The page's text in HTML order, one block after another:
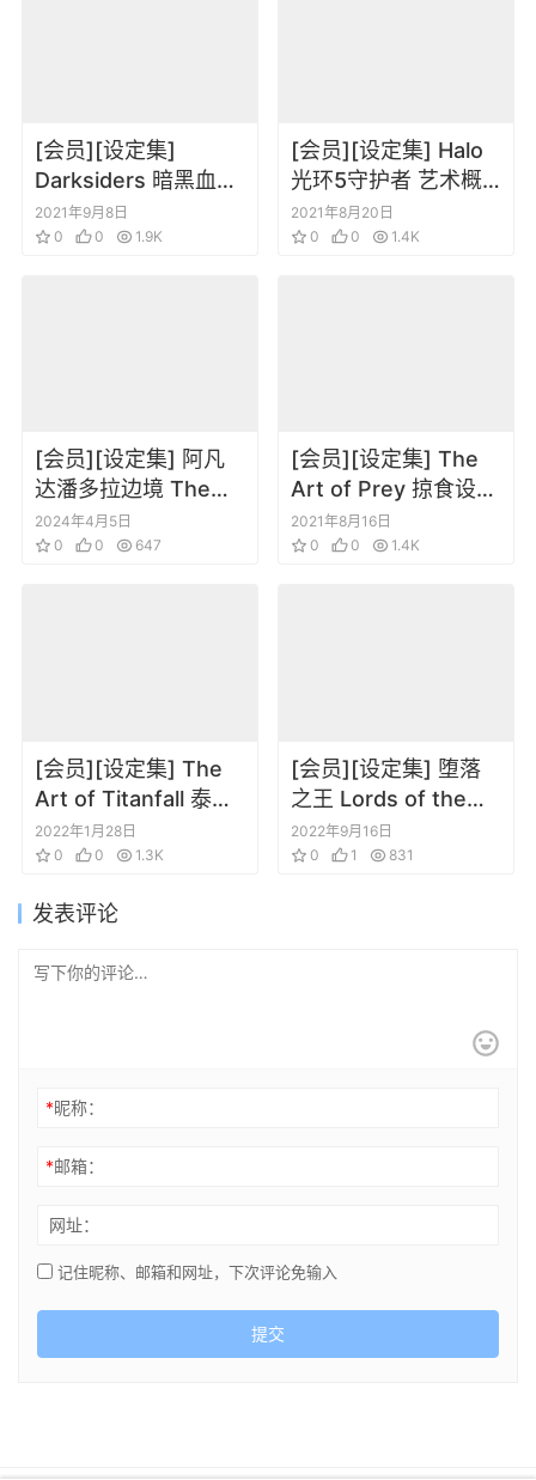
[会员][设定集]
Darksiders 暗黑血统
1 2游戏角色场景道具
概念艺术插画设定集
2021年9月8日
0
0 1.9K
[会员][设定集] Halo
光环5守护者 艺术概
念设定原画集[中文]
2021年8月20日
0
0 1.4K
[会员][设定集] 阿凡
达潘多拉边境 The
Art of Avatar
Frontiers of
2024年4月5日
0
0 647
[会员][设定集] The
Art of Prey 掠食设定
画集
2021年8月16日
0
0 1.4K
[会员][设定集] The
Art of Titanfall 泰坦
陨落
2022年1月28日
0
0 1.3K
[会员][设定集] 堕落
之王 Lords of the
Fallen – Artbook
2022年9月16日
0
1 831
发表评论
*昵称：
*邮箱：
网址：
记住昵称、邮箱和网址，下次评论免输入
提交